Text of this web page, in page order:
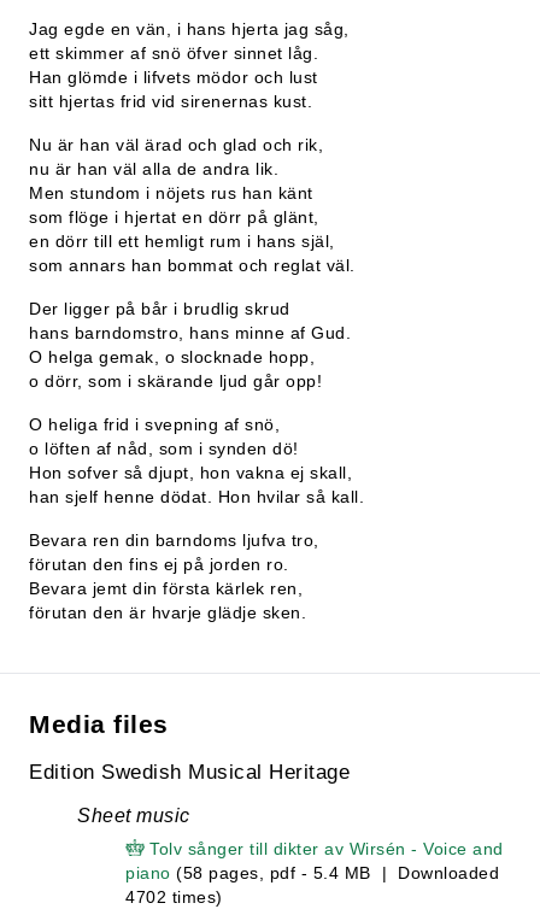
Jag egde en vän, i hans hjerta jag såg,
ett skimmer af snö öfver sinnet låg.
Han glömde i lifvets mödor och lust
sitt hjertas frid vid sirenernas kust.
Nu är han väl ärad och glad och rik,
nu är han väl alla de andra lik.
Men stundom i nöjets rus han känt
som flöge i hjertat en dörr på glänt,
en dörr till ett hemligt rum i hans själ,
som annars han bommat och reglat väl.
Der ligger på bår i brudlig skrud
hans barndomstro, hans minne af Gud.
O helga gemak, o slocknade hopp,
o dörr, som i skärande ljud går opp!
O heliga frid i svepning af snö,
o löften af nåd, som i synden dö!
Hon sofver så djupt, hon vakna ej skall,
han sjelf henne dödat. Hon hvilar så kall.
Bevara ren din barndoms ljufva tro,
förutan den fins ej på jorden ro.
Bevara jemt din första kärlek ren,
förutan den är hvarje glädje sken.
Media files
Edition Swedish Musical Heritage
Sheet music
Tolv sånger till dikter av Wirsén - Voice and
piano (58 pages, pdf - 5.4 MB | Downloaded
4702 times)